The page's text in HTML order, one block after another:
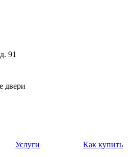
91
двери
Услуги
Как купить